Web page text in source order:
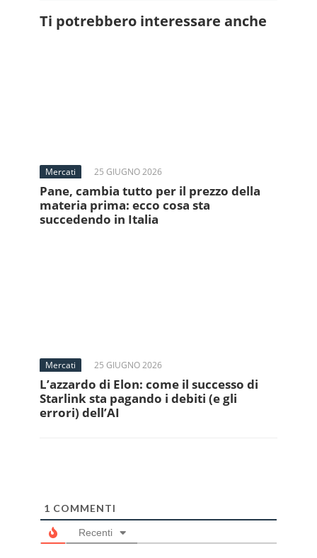
Ti potrebbero interessare anche
Mercati 25 GIUGNO 2026
Pane, cambia tutto per il prezzo della
materia prima: ecco cosa sta
succedendo in Italia
Mercati 25 GIUGNO 2026
L’azzardo di Elon: come il successo di
Starlink sta pagando i debiti (e gli
errori) dell’AI
1 COMMENTI
Recenti